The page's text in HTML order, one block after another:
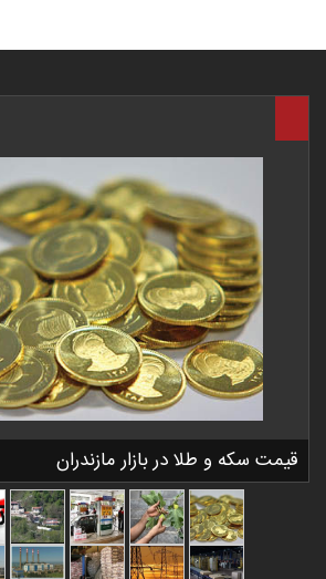
قیمت سکه و طلا در بازار مازندران